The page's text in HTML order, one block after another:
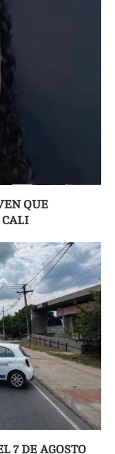
QUE
CALI
7 DE AGOSTO